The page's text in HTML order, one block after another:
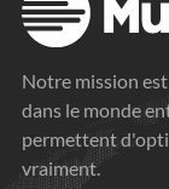
Notre mission
dans le monde
permettent
vraiment.